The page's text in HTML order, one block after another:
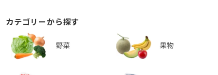
カテゴリーから探す